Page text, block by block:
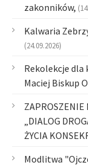
zakonników,
Kalwaria
(24.09.2026)
Rekolekcje dla
Maciej Biskup
ZAPROSZENIE
„DIALOG
ŻYCIA
Modlitwa